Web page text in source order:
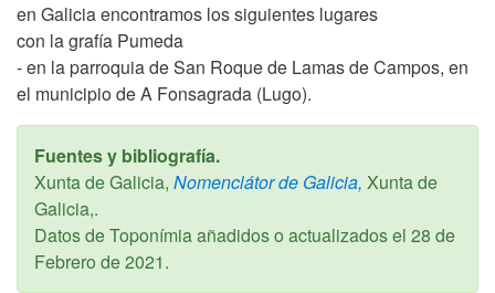
en Galicia encontramos los siguientes lugares
con la grafía Pumeda
- en la parroquia de San Roque de Lamas de Campos, en
el municipio de A Fonsagrada (Lugo).
Fuentes y bibliografía.
Xunta de Galicia, Nomenclátor de Galicia, Xunta de
Galicia,.
Datos de Toponímia añadidos o actualizados el 28 de
Febrero de 2021.